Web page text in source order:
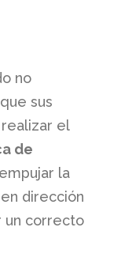
no
sus
el
de
la
dirección
un correcto